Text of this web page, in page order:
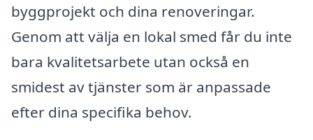
byggprojekt och dina renoveringar.
Genom att välja en lokal smed får du inte
bara kvalitetsarbete utan också en
smidest av tjänster som är anpassade
efter dina specifika behov.